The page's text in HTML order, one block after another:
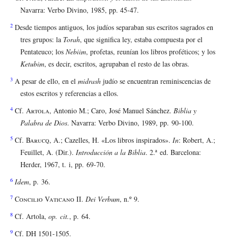
Navarra: Verbo Divino, 1985, pp. 45-47.
2 Desde tiempos antiguos, los judíos separaban sus escritos sagrados en
tres grupos: la Torah, que significa ley, estaba compuesta por el
Pentateuco; los Nebiim, profetas, reunían los libros proféticos; y los
Ketubim, es decir, escritos, agrupaban el resto de las obras.
3 A pesar de ello, en el midrash judío se encuentran reminiscencias de
estos escritos y referencias a ellos.
4 Cf. Artola, Antonio M.; Caro, José Manuel Sánchez. Biblia y
Palabra de Dios. Navarra: Verbo Divino, 1989, pp. 90-100.
5 Cf. Barucq, A.; Cazelles, H. «Los libros inspirados». In: Robert, A.;
Feuillet, A. (Dir.). Introducción a la Biblia. 2.ª ed. Barcelona:
Herder, 1967, t. i, pp. 69-70.
6 Idem, p. 36.
7 Concilio Vaticano II. Dei Verbum, n.º 9.
8 Cf. Artola, op. cit., p. 64.
9 Cf. DH 1501-1505.